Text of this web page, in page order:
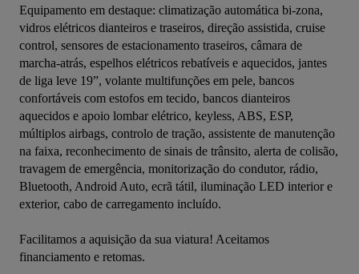
Equipamento em destaque: climatização automática bi-zona,
vidros elétricos dianteiros e traseiros, direção assistida, cruise
control, sensores de estacionamento traseiros, câmara de
marcha-atrás, espelhos elétricos rebatíveis e aquecidos, jantes
de liga leve 19”, volante multifunções em pele, bancos
confortáveis com estofos em tecido, bancos dianteiros
aquecidos e apoio lombar elétrico, keyless, ABS, ESP,
múltiplos airbags, controlo de tração, assistente de manutenção
na faixa, reconhecimento de sinais de trânsito, alerta de colisão,
travagem de emergência, monitorização do condutor, rádio,
Bluetooth, Android Auto, ecrã tátil, iluminação LED interior e
exterior, cabo de carregamento incluído.
Facilitamos a aquisição da sua viatura! Aceitamos
financiamento e retomas.